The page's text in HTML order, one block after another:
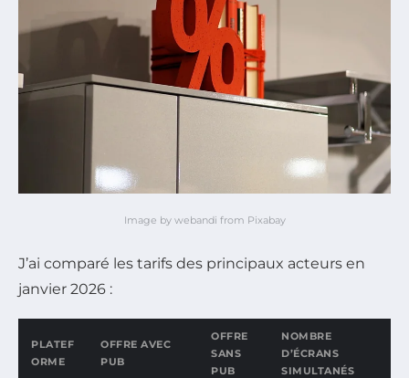
Image by webandi from Pixabay
J’ai comparé les tarifs des principaux acteurs en
janvier 2026 :
PLATEF
ORME
OFFRE AVEC
PUB
OFFRE
SANS
PUB
NOMBRE
D’ÉCRANS
SIMULTANÉS